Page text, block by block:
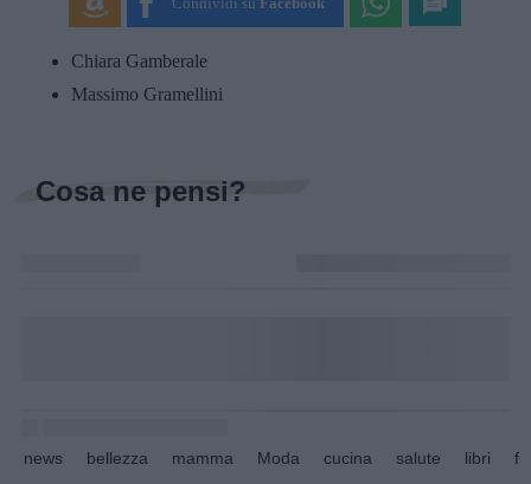
Condividi su Facebook
Chiara Gamberale
Massimo Gramellini
Cosa ne pensi?
news bellezza mamma Moda cucina salute libri